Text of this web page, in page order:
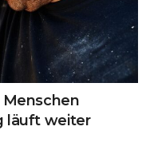
Menschen
läuft weiter